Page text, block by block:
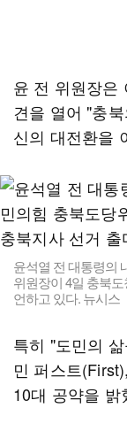
윤 전 위원장은
견을 열어 "충
신의 대전환을
윤석열 전 대통령의
위원장이 4일 충북
언하고 있다. 뉴시스
특히 "도민의
민 퍼스트
10대 공약을 밝